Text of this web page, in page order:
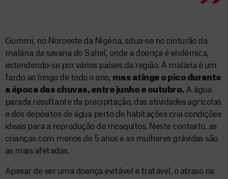
Gummi, no Noroeste da Nigéria, situa-se no cinturão da
malária da savana do Sahel, onde a doença é endémica,
estendendo-se por vários países da região. A malária é um
fardo ao longo de todo o ano, mas atinge o pico durante
a época das chuvas, entre junho e outubro. A água
parada resultante da precipitação, das atividades agrícolas
e dos depósitos de água perto de habitações cria condições
ideais para a reprodução de mosquitos. Neste contexto, as
crianças com menos de 5 anos e as mulheres grávidas são
as mais afetadas.
Apesar de ser uma doença evitável e tratável, o atraso na